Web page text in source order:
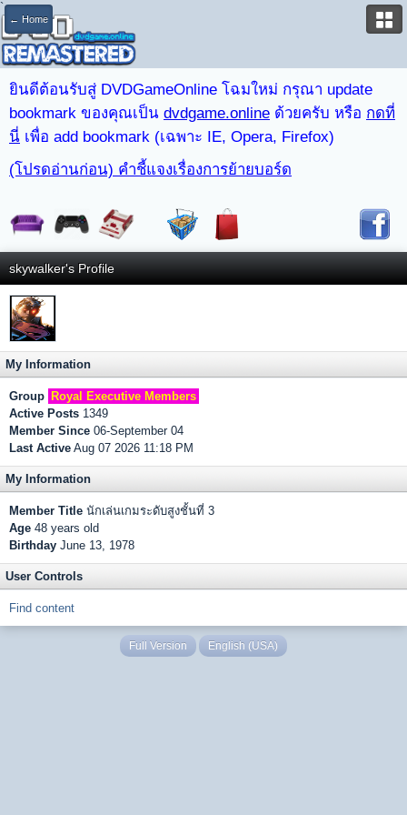
`
← Home
ยินดีต้อนรับสู่ DVDGameOnline โฉมใหม่ กรุณา update
bookmark ของคุณเป็น dvdgame.online ด้วยครับ หรือ กดที่
นี่ เพื่อ add bookmark (เฉพาะ IE, Opera, Firefox)
(โปรดอ่านก่อน) คำชี้แจงเรื่องการย้ายบอร์ด
skywalker's Profile
My Information
Group Royal Executive Members
Active Posts 1349
Member Since 06-September 04
Last Active Aug 07 2026 11:18 PM
My Information
Member Title นักเล่นเกมระดับสูงชั้นที่ 3
Age 48 years old
Birthday June 13, 1978
User Controls
Find content
Full Version English (USA)